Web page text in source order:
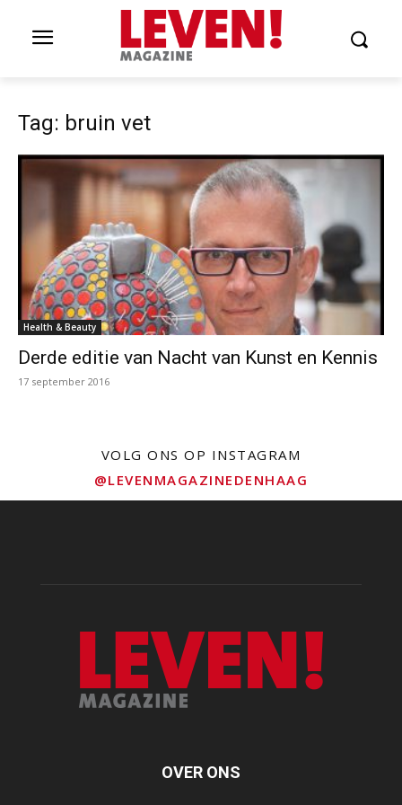
Tag: bruin vet
Health & Beauty
Derde editie van Nacht van Kunst en Kennis
17 september 2016
VOLG ONS OP INSTAGRAM
@LEVENMAGAZINEDENHAAG
OVER ONS